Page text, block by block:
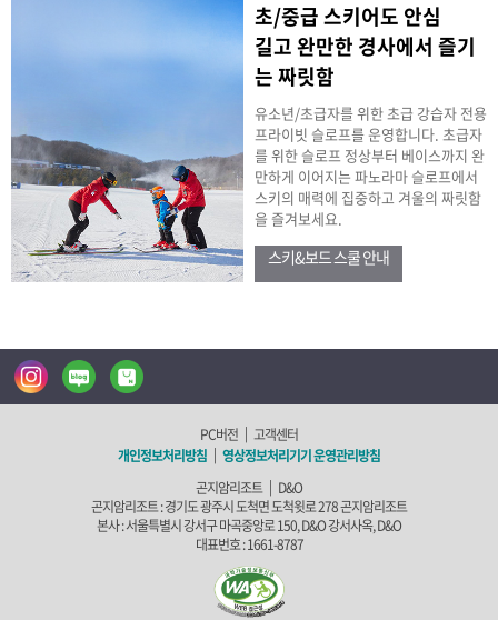
초/중급 스키어도 안심
길고 완만한 경사에서 즐기
는 짜릿함
유소년/초급자를 위한 초급 강습자 전용
프라이빗 슬로프를 운영합니다. 초급자
를 위한 슬로프 정상부터 베이스까지 완
만하게 이어지는 파노라마 슬로프에서
스키의 매력에 집중하고 겨울의 짜릿함
을 즐겨보세요.
스키&보드 스쿨 안내
인 블 네
PC버전 | 고객센터
개인정보처리방침 | 영상정보처리기기 운영관리방침
곤지암리조트 | D&O
곤지암리조트 :경기도 광주시 도척면 도척윗로 278 곤지암리조트
본사 :서울특별시 강서구 마곡중앙로 150, D&O 강서사옥, D&O
대표번호 :1661-8787